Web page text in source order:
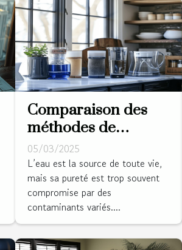
Comparaison des
méthodes de
purification de l'eau
à la maison
05/03/2025
L’eau est la source de toute vie,
mais sa pureté est trop souvent
compromise par des
contaminants variés....